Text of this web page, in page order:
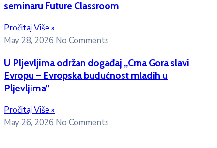
seminaru Future Classroom
Pročitaj Više »
May 28, 2026 No Comments
U Pljevljima održan događaj „Crna Gora slavi
Evropu – Evropska budućnost mladih u
Pljevljima”
Pročitaj Više »
May 26, 2026 No Comments